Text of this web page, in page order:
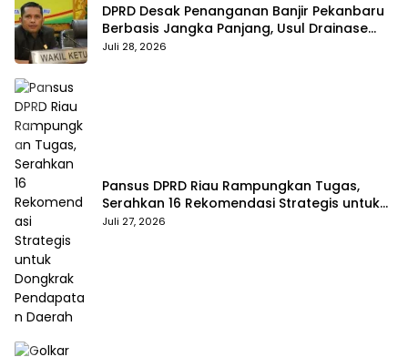
DPRD Desak Penanganan Banjir Pekanbaru
Berbasis Jangka Panjang, Usul Drainase
Raksasa dan Kolam Retensi
Juli 28, 2026
Pansus DPRD Riau Rampungkan Tugas,
Serahkan 16 Rekomendasi Strategis untuk
Dongkrak Pendapatan Daerah
Juli 27, 2026